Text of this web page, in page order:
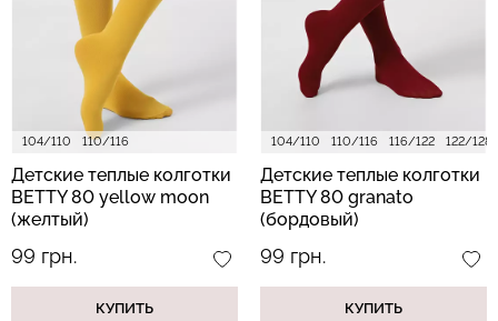
104/110 110/116
Детские теплые колготки
BETTY 80 yellow moon
(желтый)
99 грн.
КУПИТЬ
104/110 110/116 116/122 122/128
Детские теплые колготки
BETTY 80 granato
(бордовый)
99 грн.
КУПИТЬ